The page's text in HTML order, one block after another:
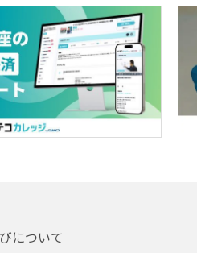
について